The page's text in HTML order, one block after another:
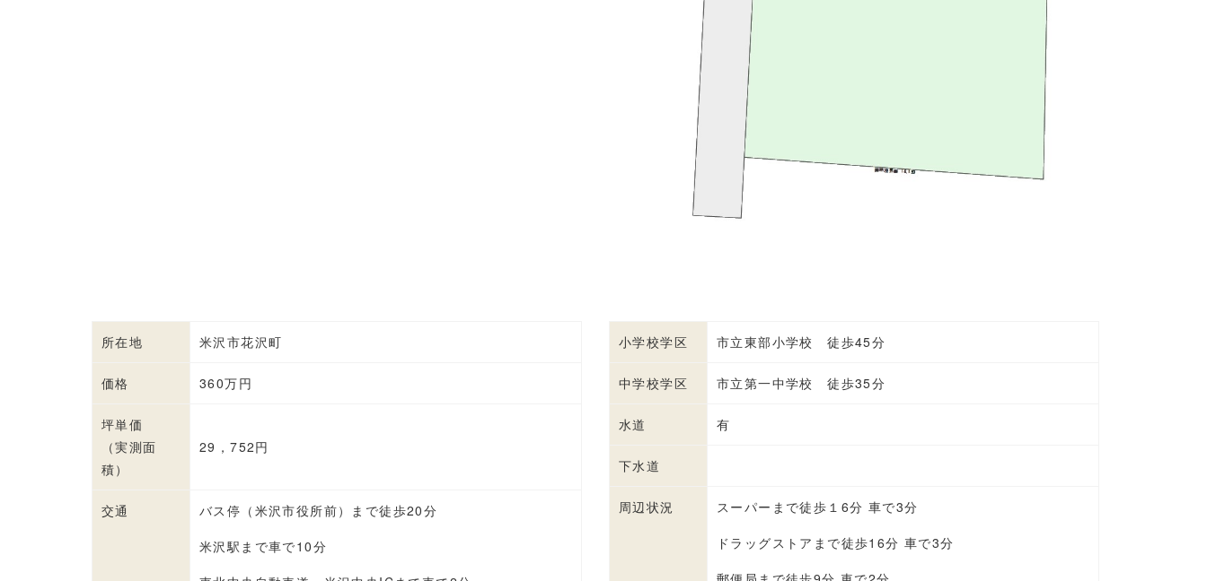
所在地 米沢市花沢町
価格 360万円
坪単価
（実測面
積）
29，752円
交通
バス停（米沢市役所前）まで徒歩20分
米沢駅まで車で10分
小学校学区 市立東部小学校 徒歩45分
中学校学区 市立第一中学校 徒歩35分
水道 有
下水道
周辺状況
スーパーまで徒歩１6分 車で3分
ドラッグストアまで徒歩16分 車で3分